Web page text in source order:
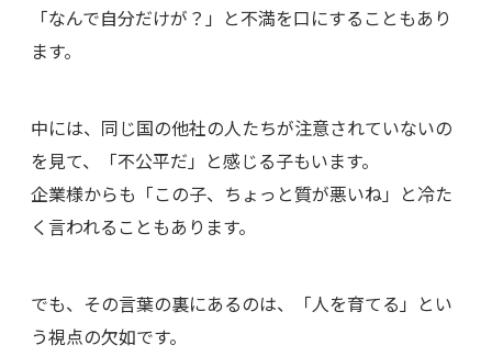
「なんで自分だけが？」と不満を口にすることもあり
ます。
中には、同じ国の他社の人たちが注意されていないの
を見て、「不公平だ」と感じる子もいます。
企業様からも「この子、ちょっと質が悪いね」と冷た
く言われることもあります。
でも、その言葉の裏にあるのは、「人を育てる」とい
う視点の欠如です。